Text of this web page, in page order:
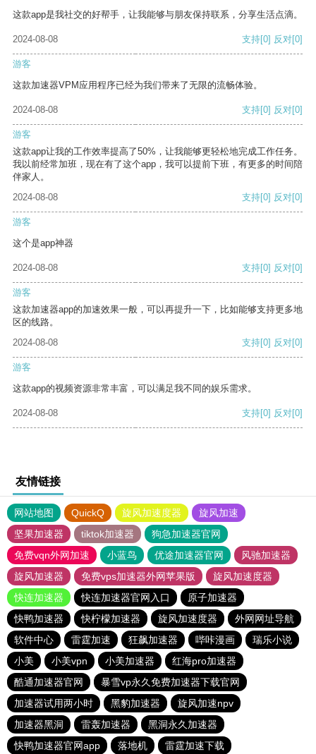
这款app是我社交的好帮手，让我能够与朋友保持联系，分享生活点滴。
2024-08-08 支持[0] 反对[0]
游客
这款加速器VPM应用程序已经为我们带来了无限的流畅体验。
2024-08-08 支持[0] 反对[0]
游客
这款app让我的工作效率提高了50%，让我能够更轻松地完成工作任务。
我以前经常加班，现在有了这个app，我可以提前下班，有更多的时间陪
伴家人。
2024-08-08
支持[0] 反对[0]
游客
这个是app神器
2024-08-08 支持[0] 反对[0]
游客
这款加速器app的加速效果一般，可以再提升一下，比如能够支持更多地
区的线路。
2024-08-08
支持[0] 反对[0]
游客
这款app的视频资源非常丰富，可以满足我不同的娱乐需求。
2024-08-08 支持[0] 反对[0]
友情链接
网站地图 QuickQ 旋风加速度器
旋风加速
坚果加速器
tiktok加速器
狗急加速器官网
免费vqn外网加速
小蓝鸟 优途加速器官网
风驰加速器
旋风加速器
免费vps加速器外网苹果版
旋风加速度器
快连加速器
快连加速器官网入口
原子加速器
快鸭加速器
快柠檬加速器 旋风加速度器
外网网址导航
软件中心
雷霆加速 狂飙加速器 哔咔漫画
瑞乐小说
小美
小美vpn 小美加速器
红海pro加速器
酷通加速器官网
暴雪vp永久免费加速器下载官网
加速器试用两小时
黑豹加速器
旋风加速npv
加速器黑洞
雷轰加速器
黑洞永久加速器
快鸭加速器官网app
落地机 雷霆加速下载